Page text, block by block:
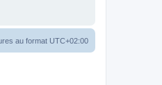
au format UTC+02:00